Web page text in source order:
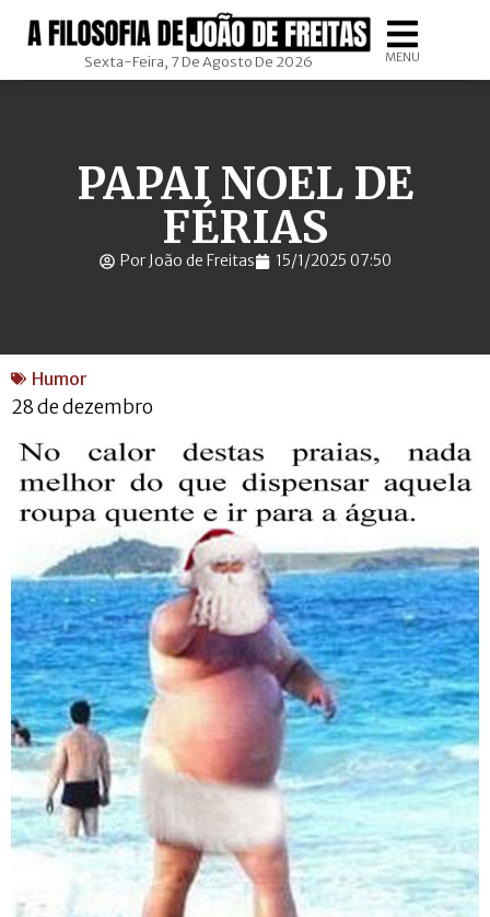
Sexta-Feira, 7 De Agosto De 2026 MENU
PAPAI NOEL DE
FÉRIAS
Por João de Freitas 15/1/2025 07:50
Humor
28 de dezembro